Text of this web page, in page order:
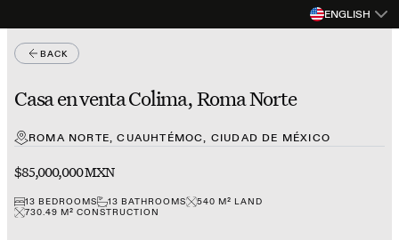
ENGLISH
BACK
Casa en venta Colima, Roma Norte
ROMA NORTE, CUAUHTÉMOC, CIUDAD DE MÉXICO
$85,000,000 MXN
13 BEDROOMS 13 BATHROOMS 540 M² LAND
730.49 M² CONSTRUCTION